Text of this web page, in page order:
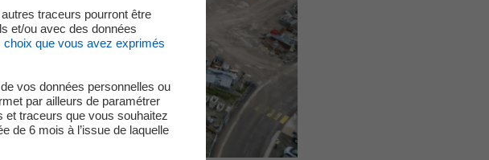
traceurs pourront être
et/ou avec des données
choix que vous avez exprimés
vos données personnelles ou
par ailleurs de paramétrer
et traceurs que vous souhaitez
de 6 mois à l’issue de laquelle